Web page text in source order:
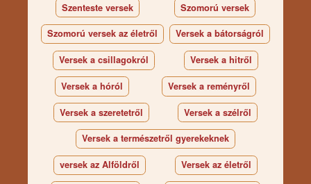
Szenteste versek Szomorú versek
Szomorú versek az életről Versek a bátorságról
Versek a csillagokról Versek a hitről
Versek a hóról Versek a reményről
Versek a szeretetről Versek a szélről
Versek a természetről gyerekeknek
versek az Alföldről Versek az életről